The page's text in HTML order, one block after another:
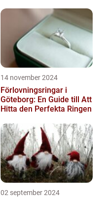
14 november 2024
Förlovningsringar i
Göteborg: En Guide till Att
Hitta den Perfekta Ringen
02 september 2024